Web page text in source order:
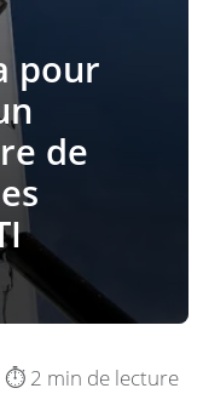
pour
de
⏱️ 2 min de lecture